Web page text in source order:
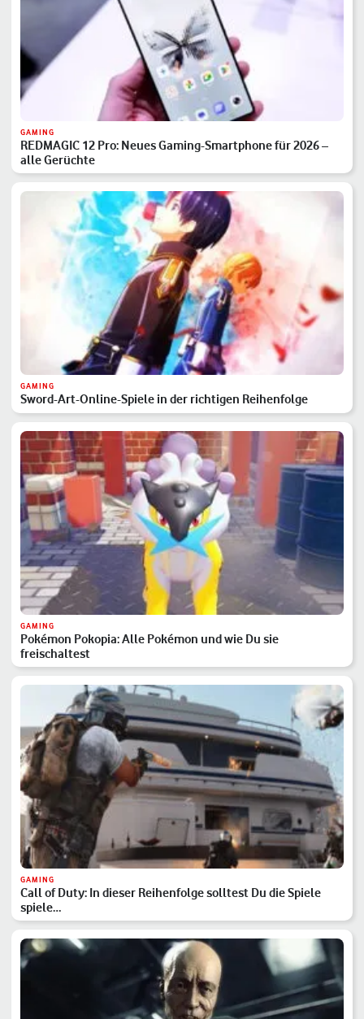
GAMING
REDMAGIC 12 Pro: Neues Gaming-Smartphone für 2026 –
alle Gerüchte
GAMING
Sword-Art-Online-Spiele in der richtigen Reihenfolge
GAMING
Pokémon Pokopia: Alle Pokémon und wie Du sie
freischaltest
GAMING
Call of Duty: In dieser Reihenfolge solltest Du die Spiele
spiele…